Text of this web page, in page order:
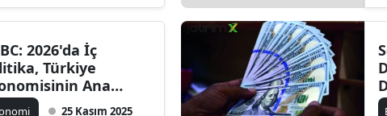
2026'da İç
Türkiye
Ana
Kaynağı
25 Kasım 2025